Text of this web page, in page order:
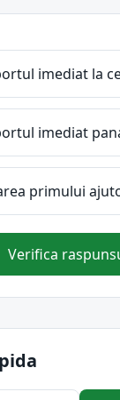
imediat la
imediat
primului
Verifica